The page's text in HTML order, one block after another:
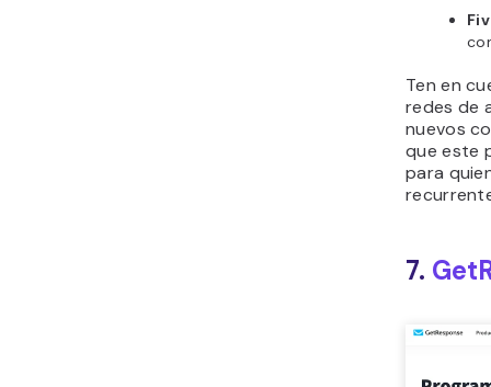
Ten en
redes de
nuevos
que este
para
7.